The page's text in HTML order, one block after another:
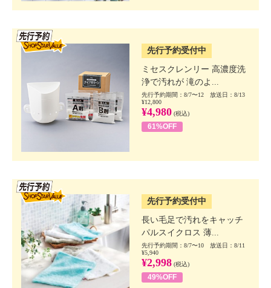
先行予約受付中
ミセスクレンリー 高濃度洗
浄で汚れが 滝のよ...
先行予約期間：8/7〜12 放送日：8/13
¥12,800
¥4,980 (税込)
61%OFF
先行予約受付中
長い毛足で汚れをキャッチ
パルスイクロス 薄...
先行予約期間：8/7〜10 放送日：8/11
¥5,940
¥2,998 (税込)
49%OFF